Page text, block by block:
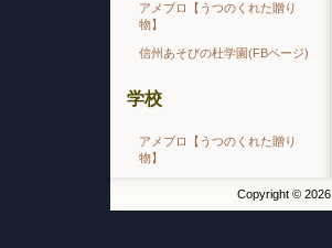
アメブロ【うつのくれた贈り
物】
信州あそびの杜学園(FBページ)
学校
アメブロ【うつのくれた贈り
物】
Copyright © 2026